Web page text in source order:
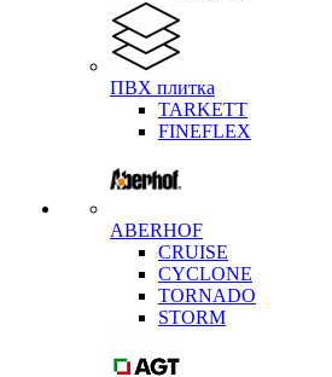
ПВХ плитка
TARKETT
FINEFLEX
ABERHOF
CRUISE
CYCLONE
TORNADO
STORM